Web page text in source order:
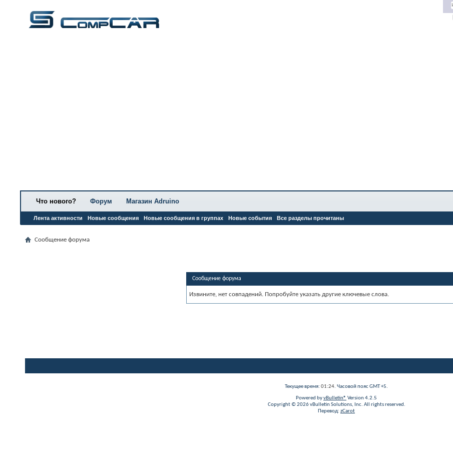
Что нового?
Лента активности Новые сообщения Новые сообщения в группах Новые события Все разделы прочитаны
Форум Магазин Adruino
Сообщение форума
Сообщение форума
Извините, нет совпадений. Попробуйте указать другие ключевые слова.
Текущее время: 01:24. Часовой пояс GMT +5.
Powered byvBulletin® Version 4.2.5
Copyright © 2026 vBulletin Solutions, Inc. All rights reserved.
Перевод: zCarot